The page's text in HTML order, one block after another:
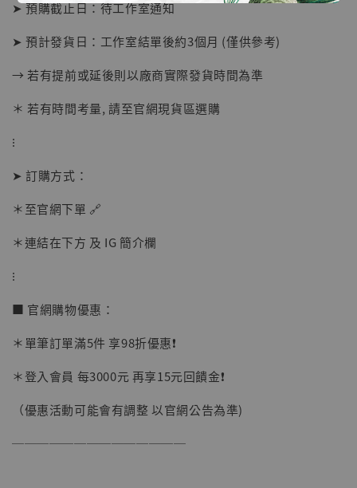
【店內現貨】海賊王 系列蒐藏雕像 布魯克達
NT$ 1,870
加購優惠【讓子彈飛 鵝城縣長 張麻子 [BK01]】
➤ 預購截止日：待工作室通知
➤ 預計發貨日：工作室結單後約3個月 (僅供參考)
→ 若有提前或延後則以廠商實際發貨時間為準
＊ 若有時間考量, 請至官網現貨區選購
⁝
➤ 訂購方式：
＊至官網下單 🔗
＊連結在下方 及 IG 簡介欄
⁝
■ 官網購物優惠：
＊單筆訂單滿5件 享98折優惠❗️
＊登入會員 每3000元 再享15元回饋金❗️
（優惠活動可能會有調整 以官網公告為準)
──────────────